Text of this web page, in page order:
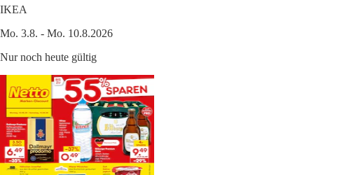
IKEA
Mo. 3.8. - Mo. 10.8.2026
Nur noch heute gültig